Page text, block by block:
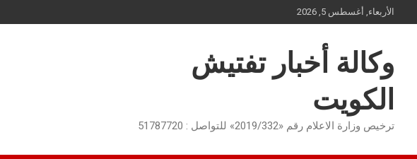
to
الأربعاء, أغسطس 5, 2026
وكالة أخبار تفتيش
الكويت
ترخيص وزارة الاعلام رقم «2019/332» للتواصل : 51787720